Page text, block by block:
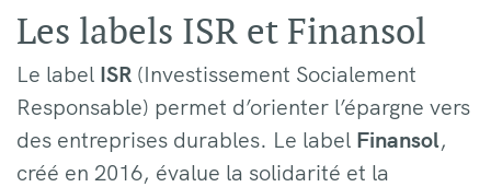
Les labels ISR et Finansol
Le label ISR (Investissement Socialement
Responsable) permet d’orienter l’épargne vers
des entreprises durables. Le label Finansol,
créé en 2016, évalue la solidarité et la